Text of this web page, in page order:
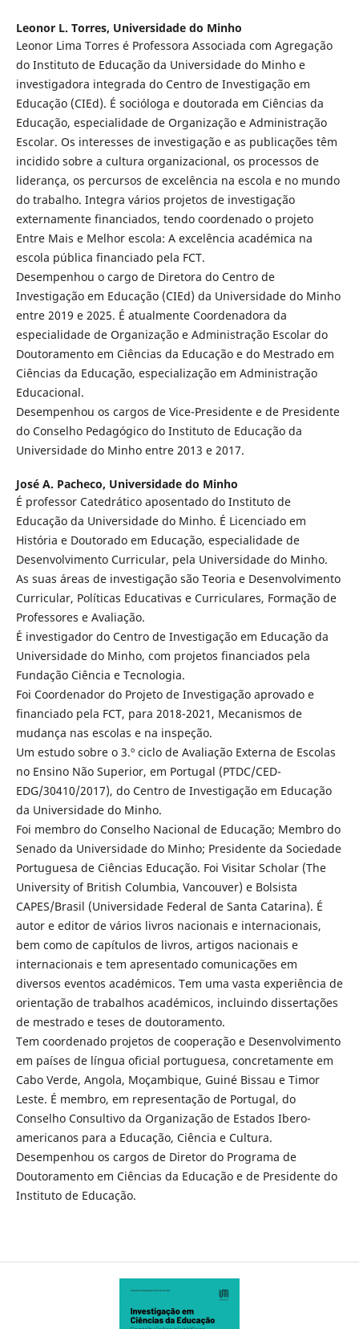
Leonor L. Torres, Universidade do Minho
Leonor Lima Torres é Professora Associada com Agregação
do Instituto de Educação da Universidade do Minho e
investigadora integrada do Centro de Investigação em
Educação (CIEd). É socióloga e doutorada em Ciências da
Educação, especialidade de Organização e Administração
Escolar. Os interesses de investigação e as publicações têm
incidido sobre a cultura organizacional, os processos de
liderança, os percursos de excelência na escola e no mundo
do trabalho. Integra vários projetos de investigação
externamente financiados, tendo coordenado o projeto
Entre Mais e Melhor escola: A excelência académica na
escola pública financiado pela FCT.
Desempenhou o cargo de Diretora do Centro de
Investigação em Educação (CIEd) da Universidade do Minho
entre 2019 e 2025. É atualmente Coordenadora da
especialidade de Organização e Administração Escolar do
Doutoramento em Ciências da Educação e do Mestrado em
Ciências da Educação, especialização em Administração
Educacional.
Desempenhou os cargos de Vice-Presidente e de Presidente
do Conselho Pedagógico do Instituto de Educação da
Universidade do Minho entre 2013 e 2017.
José A. Pacheco, Universidade do Minho
É professor Catedrático aposentado do Instituto de
Educação da Universidade do Minho. É Licenciado em
História e Doutorado em Educação, especialidade de
Desenvolvimento Curricular, pela Universidade do Minho.
As suas áreas de investigação são Teoria e Desenvolvimento
Curricular, Políticas Educativas e Curriculares, Formação de
Professores e Avaliação.
É investigador do Centro de Investigação em Educação da
Universidade do Minho, com projetos financiados pela
Fundação Ciência e Tecnologia.
Foi Coordenador do Projeto de Investigação aprovado e
financiado pela FCT, para 2018-2021, Mecanismos de
mudança nas escolas e na inspeção.
Um estudo sobre o 3.º ciclo de Avaliação Externa de Escolas
no Ensino Não Superior, em Portugal (PTDC/CED-
EDG/30410/2017), do Centro de Investigação em Educação
da Universidade do Minho.
Foi membro do Conselho Nacional de Educação; Membro do
Senado da Universidade do Minho; Presidente da Sociedade
Portuguesa de Ciências Educação. Foi Visitar Scholar (The
University of British Columbia, Vancouver) e Bolsista
CAPES/Brasil (Universidade Federal de Santa Catarina). É
autor e editor de vários livros nacionais e internacionais,
bem como de capítulos de livros, artigos nacionais e
internacionais e tem apresentado comunicações em
diversos eventos académicos. Tem uma vasta experiência de
orientação de trabalhos académicos, incluindo dissertações
de mestrado e teses de doutoramento.
Tem coordenado projetos de cooperação e Desenvolvimento
em países de língua oficial portuguesa, concretamente em
Cabo Verde, Angola, Moçambique, Guiné Bissau e Timor
Leste. É membro, em representação de Portugal, do
Conselho Consultivo da Organização de Estados Ibero-
americanos para a Educação, Ciência e Cultura.
Desempenhou os cargos de Diretor do Programa de
Doutoramento em Ciências da Educação e de Presidente do
Instituto de Educação.